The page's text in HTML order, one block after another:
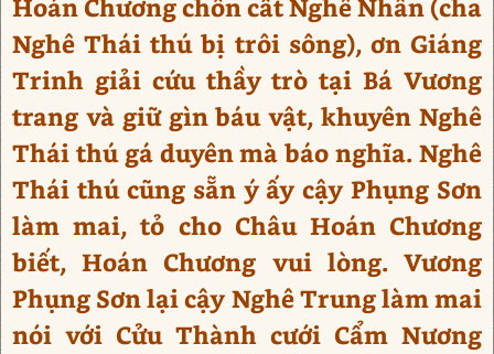
Hoán Chương chôn cất Nghê Nhân (cha
Nghê Thái thú bị trôi sông), ơn Giáng
Trinh giải cứu thầy trò tại Bá Vương
trang và giữ gìn báu vật, khuyên Nghê
Thái thú gá duyên mà báo nghĩa. Nghê
Thái thú cũng sẵn ý ấy cậy Phụng Sơn
làm mai, tỏ cho Châu Hoán Chương
biết, Hoán Chương vui lòng. Vương
Phụng Sơn lại cậy Nghê Trung làm mai
nói với Cửu Thành cưới Cẩm Nương